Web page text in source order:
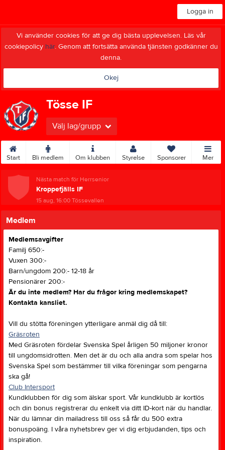
Logga in
Vi använder cookies för att ge dig bästa upplevelsen. Läs vår
cookiepolicy här. Genom att fortsätta använda tjänsten godkänner du
denna.
Okej
Tösse IF
Välj lag/grupp
Start Bli medlem Om klubben Styrelse Sponsorer Mer
Nästa match för Herrsenior
Kroppefjälls IF
15 aug, 16:00Tössevallen
Medlem
Medlemsavgifter
Familj 650:-
Vuxen 300:-
Barn/ungdom 200:- 12-18 år
Pensionärer 200:-
Är du inte medlem? Har du frågor kring medlemskapet?
Kontakta kansliet.
Vill du stötta föreningen ytterligare anmäl dig då till:
Gräsroten
Med Gräsroten fördelar Svenska Spel årligen 50 miljoner kronor
till ungdomsidrotten. Men det är du och alla andra som spelar hos
Svenska Spel som bestämmer till vilka föreningar som pengarna
ska gå!
Club Intersport
Kundklubben för dig som älskar sport. Vår kundklubb är kortlös
och din bonus registrerar du enkelt via ditt ID-kort när du handlar.
När du lämnar din mailadress till oss så får du 500 extra
bonuspoäng. I våra nyhetsbrev ger vi dig erbjudanden, tips och
inspiration.